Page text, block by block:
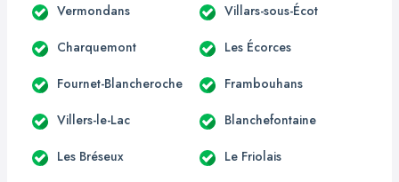
Vermondans Villars-sous-Écot
Charquemont Les Écorces
Fournet-Blancheroche Frambouhans
Villers-le-Lac Blanchefontaine
Les Bréseux Le Friolais